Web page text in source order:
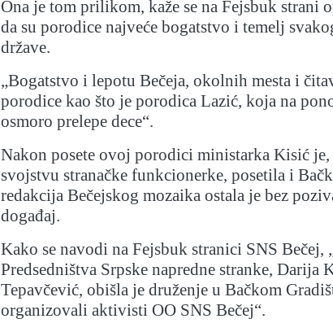
Ona je tom prilikom, kaže se na Fejsbuk strani
da su porodice najveće bogatstvo i temelj
države.
„Bogatstvo i lepotu Bečeja, okolnih mesta i
porodice kao što je porodica Lazić, koja na
osmoro prelepe dece“.
Nakon posete ovoj porodici ministarka Kisić je,
svojstvu stranačke funkcionerke, posetila i
redakcija Bečejskog mozaika ostala je bez
događaj.
Kako se navodi na Fejsbuk stranici SNS Bečej,
Predsedništva Srpske napredne stranke, Darija
Tepavčević, obišla je druženje u Bačkom
organizovali aktivisti OO SNS Bečej“.